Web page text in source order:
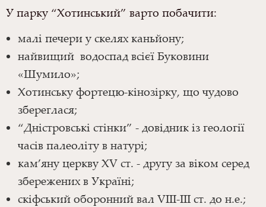
У парку “Хотинський” варто побачити:
малі печери у скелях каньйону;
найвищий водоспад всієї Буковини
«Шумило»;
Хотинську фортецю-кінозірку, що чудово
збереглася;
“Дністровські стінки” - довідник із геології
часів палеоліту в натурі;
кам’яну церкву XV ст. - другу за віком серед
збережених в Україні;
скіфський оборонний вал VIII-III ст. до н.е.;